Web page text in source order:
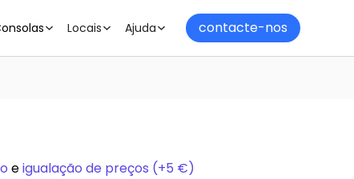
Locais Ajuda contacte-nos
eigualação de preços (+5 €)